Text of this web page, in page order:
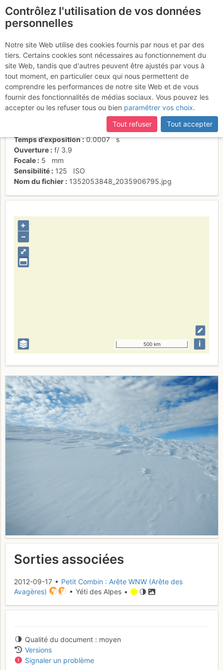
Au sommet
Activités
Date/heure
17 sept. 2012 09:30
Contributeur
Yéti des Alpes
individuel (CC by-nc-nd)
NIKON COOLPIX AW100
Temps d'exposition
0.0007 s
Ouverture
f/ 3.9
Focale
5
mm
Sensibilité
125
ISO
Nom du fichier
1352053848_2035906795.jpg
⤢
+
–
500 km i
Sorties associées
2012-09-17 • Petit Combin : Arête WNW (Arête des
Avagères)
• Yéti des Alpes •
Qualité du document
moyen
Versions
Signaler un problème
Contrôlez l'utilisation de vos données
personnelles
Notre site Web utilise des cookies fournis par nous et par des
tiers. Certains cookies sont nécessaires au fonctionnement du
site Web, tandis que d'autres peuvent être ajustés par vous à
tout moment, en particulier ceux qui nous permettent de
comprendre les performances de notre site Web et de vous
fournir des fonctionnalités de médias sociaux. Vous pouvez les
accepter ou les refuser tous ou bien paramétrer vos choix.
Tout refuser
Tout accepter